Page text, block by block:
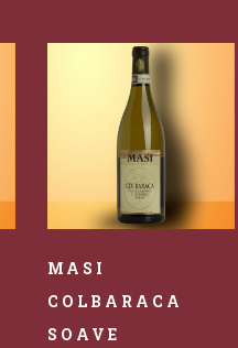
MASI
COLBARACA
SOAVE